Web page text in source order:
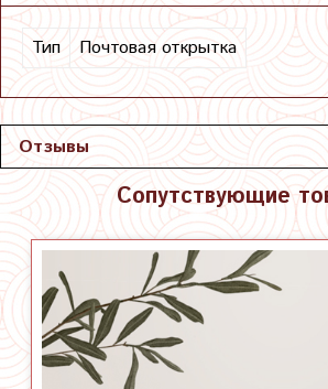
Тип Почтовая открытка
Отзывы
Сопутствующие